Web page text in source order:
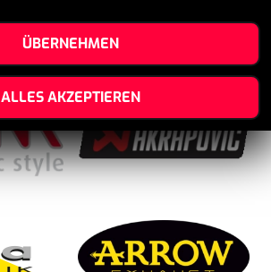
ÜBERNEHMEN
ALLES AKZEPTIEREN